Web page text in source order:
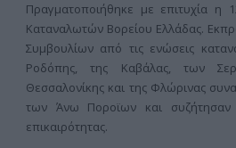
Πραγματοποιήθηκε με επιτυχία η
Καταναλωτών Βορείου Ελλάδας.
Συμβουλίων από τις ενώσεις
Ροδόπης, της Καβάλας, των
Θεσσαλονίκης και της Φλώρινας
των Άνω Ποροϊων και συζήτησαν
επικαιρότητας.